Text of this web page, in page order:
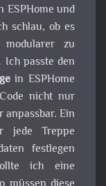
ESPHome und
schlau, ob es
zu
passte den
in ESPHome
nicht nur
Ein
jede Treppe
festlegen
ich eine